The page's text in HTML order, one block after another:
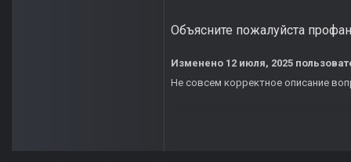
Объясните пожалуйста
Изменено 12 июля, 2025
Не совсем корректное описание